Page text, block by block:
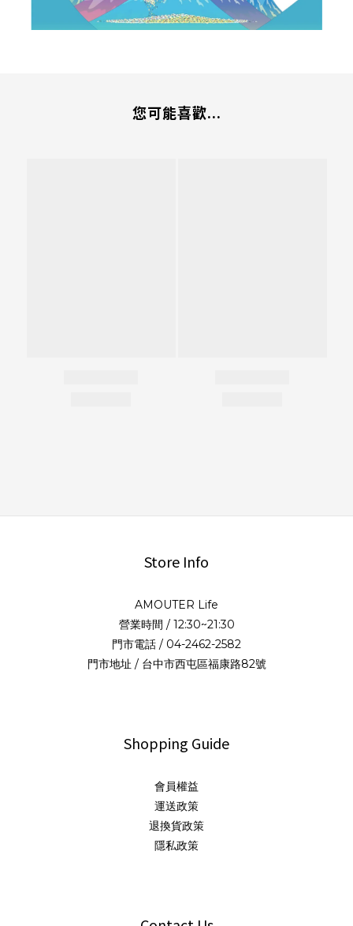
您可能喜歡...
Store Info
AMOUTER Life
營業時間 / 12:30~21:30
門市電話 / 04-2462-2582
門市地址 / 台中市西屯區福康路82號
Shopping Guide
會員權益
運送政策
退換貨政策
隱私政策